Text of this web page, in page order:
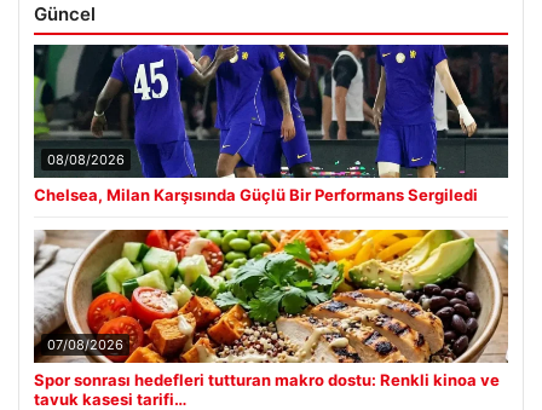
Güncel
08/08/2026
Chelsea, Milan Karşısında Güçlü Bir Performans Sergiledi
07/08/2026
Spor sonrası hedefleri tutturan makro dostu: Renkli kinoa ve
tavuk kasesi tarifi…